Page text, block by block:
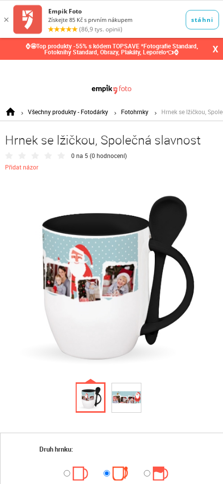
⌚🤩Top produkty -55% s kódem TOPSAVE *Fotografie Standard,
Fotoknihy Standard, Obrazy, Plakáty, Leporelo👈⌚ X
Všechny produkty - Fotodárky Fotohrnky Hrnek se lžičkou,
Hrnek se lžičkou, Společná slavnost
0 na 5 (0 hodnocení)
Přidat názor
Druh hrnku: